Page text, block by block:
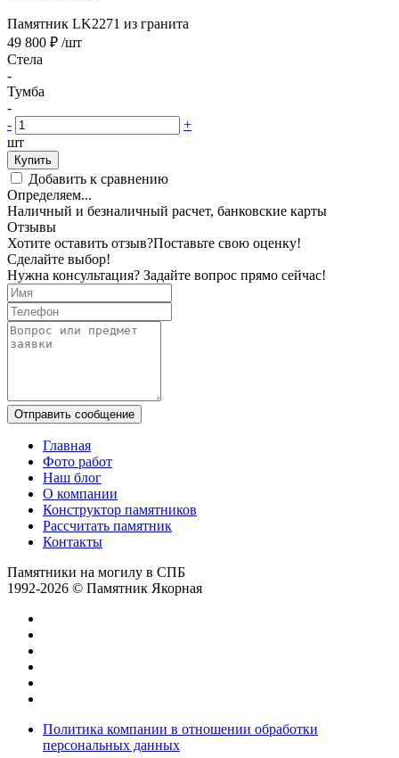
Памятник LK2271 из гранита
49 800 ₽ /шт
Стела
-
Тумба
-
-
+
шт
Купить
Добавить к сравнению
Определяем...
Наличный и безналичный расчет, банковские карты
Отзывы
Хотите оставить отзыв?Поставьте свою оценку!
Сделайте выбор!
Нужна консультация? Задайте вопрос прямо сейчас!
Отправить сообщение
Главная
Фото работ
Наш блог
О компании
Конструктор памятников
Рассчитать памятник
Контакты
Памятники на могилу в СПБ
1992-2026 © Памятник Якорная
Политика компании в отношении обработки
персональных данных